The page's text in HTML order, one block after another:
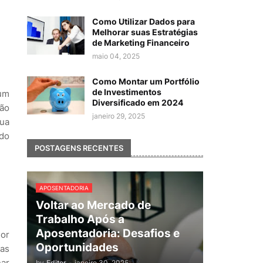
Como Utilizar Dados para
Melhorar suas Estratégias
de Marketing Financeiro
maio 04, 2025
Como Montar um Portfólio
de Investimentos
Diversificado em 2024
janeiro 29, 2025
POSTAGENS RECENTES
APOSENTADORIA
Voltar ao Mercado de
Trabalho Após a
Aposentadoria: Desafios e
Oportunidades